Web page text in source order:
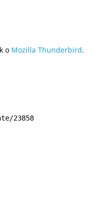
o Mozilla Thunderbird.
23858